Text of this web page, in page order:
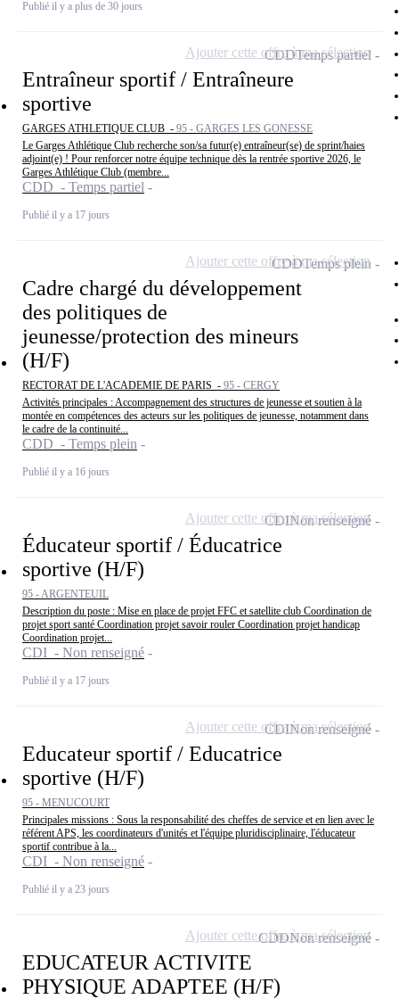
Publié il y a plus de 30 jours
Entraîneur sportif / Entraîneure
sportive
GARGES ATHLETIQUE CLUB - 95 - GARGES LES GONESSE
Le Garges Athlétique Club recherche son/sa futur(e) entraîneur(se) de sprint/haies
adjoint(e) ! Pour renforcer notre équipe technique dès la rentrée sportive 2026, le
Garges Athlétique Club (membre...
CDD - Temps partiel
Publié il y a 17 jours
CDDTemps partiel
Ajouter cette offre à ma sélection
Cadre chargé du développement
des politiques de
jeunesse/protection des mineurs
(H/F)
RECTORAT DE L'ACADEMIE DE PARIS - 95 - CERGY
Activités principales : Accompagnement des structures de jeunesse et soutien à la
montée en compétences des acteurs sur les politiques de jeunesse, notamment dans
le cadre de la continuité...
CDD - Temps plein
Publié il y a 16 jours
CDDTemps plein
Ajouter cette offre à ma sélection
Éducateur sportif / Éducatrice
sportive (H/F)
95 - ARGENTEUIL
Description du poste : Mise en place de projet FFC et satellite club Coordination de
projet sport santé Coordination projet savoir rouler Coordination projet handicap
Coordination projet...
CDI - Non renseigné
Publié il y a 17 jours
CDINon renseigné
Ajouter cette offre à ma sélection
Educateur sportif / Educatrice
sportive (H/F)
95 - MENUCOURT
Principales missions : Sous la responsabilité des cheffes de service et en lien avec le
référent APS, les coordinateurs d'unités et l'équipe pluridisciplinaire, l'éducateur
sportif contribue à la...
CDI - Non renseigné
Publié il y a 23 jours
CDINon renseigné
Ajouter cette offre à ma sélection
EDUCATEUR ACTIVITE
PHYSIQUE ADAPTEE (H/F)
CDDNon renseigné
Ajouter cette offre à ma sélection